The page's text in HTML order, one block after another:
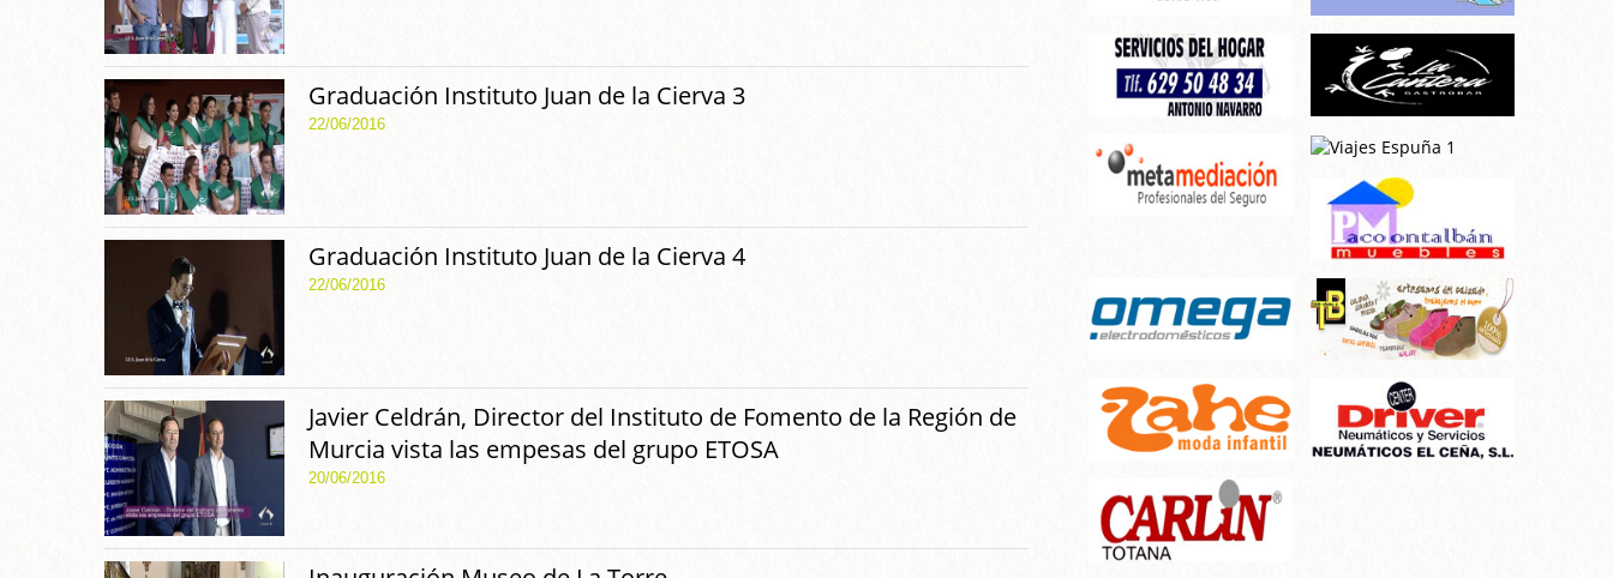
Graduación Instituto Juan de la Cierva 3
22/06/2016
Graduación Instituto Juan de la Cierva 4
22/06/2016
Javier Celdrán, Director del Instituto de Fomento de la Región de
Murcia vista las empesas del grupo ETOSA
20/06/2016